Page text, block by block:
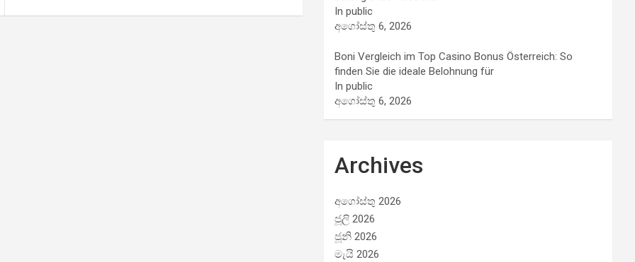
In public
අගෝස්තු 6, 2026
Boni Vergleich im Top Casino Bonus Österreich: So
finden Sie die ideale Belohnung für
In public
අගෝස්තු 6, 2026
Archives
අගෝස්තු 2026
ජූලි 2026
ජූනි 2026
මැයි 2026